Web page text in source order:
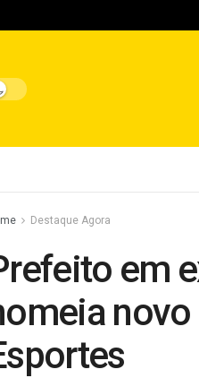
Destaque Agora
em